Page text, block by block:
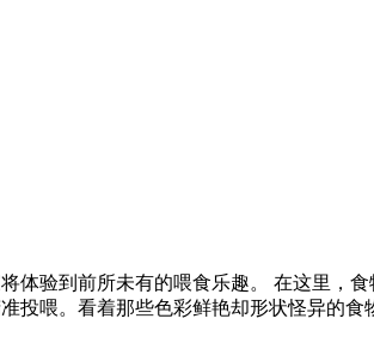
体验到前所未有的喂食乐趣。 在这里，
投喂。看着那些色彩鲜艳却形状怪异的食